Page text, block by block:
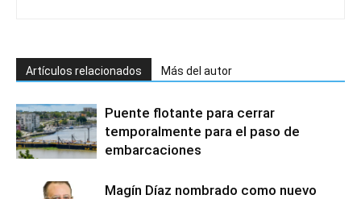
Artículos relacionados Más del autor
Puente flotante para cerrar
temporalmente para el paso de
embarcaciones
Magín Díaz nombrado como nuevo